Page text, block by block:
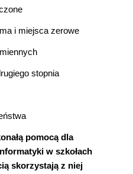
i miejsca zerowe
stopnia
pomocą dla
w szkołach
skorzystają z niej